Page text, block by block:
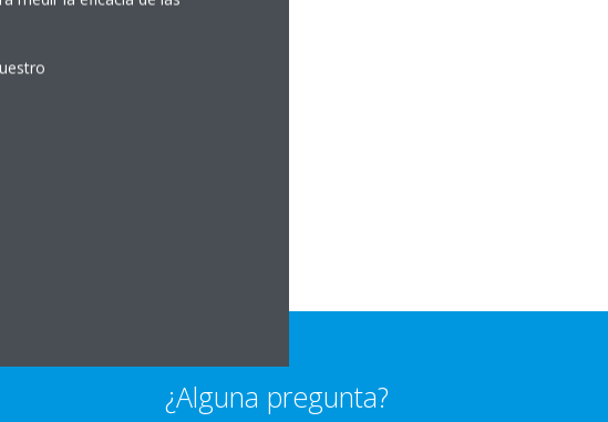
¿Alguna pregunta?